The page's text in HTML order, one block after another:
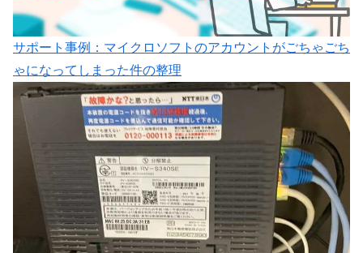
サポート事例：マイクロソフトのアカウントがごちゃごち
ゃになってしまった件の整理